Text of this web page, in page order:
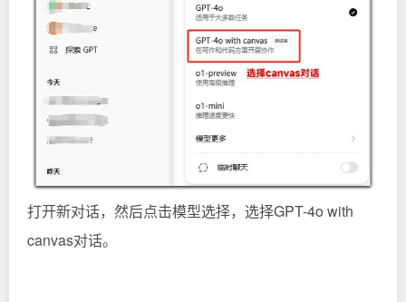
打开新对话，然后点击模型选择，选择GPT-4o with
canvas对话。